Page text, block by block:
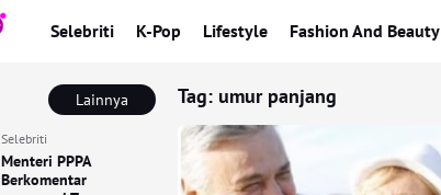
Selebriti K-Pop Lifestyle Fashion And Beauty
Lainnya
Selebriti
Menteri PPPA
Berkomentar
Tag: umur panjang